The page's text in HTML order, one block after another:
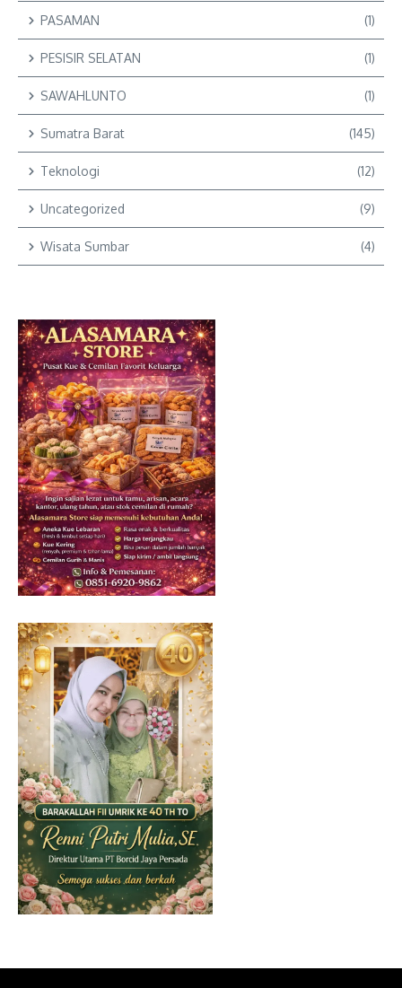
PASAMAN (1)
PESISIR SELATAN (1)
SAWAHLUNTO (1)
Sumatra Barat (145)
Teknologi (12)
Uncategorized (9)
Wisata Sumbar (4)